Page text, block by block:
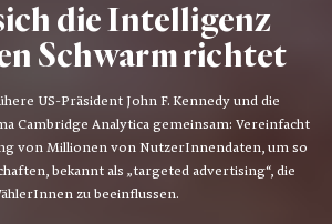
die Intelligenz
Schwarm richtet
US-Präsident John F. Kennedy und die
Cambridge Analytica gemeinsam: Vereinfacht
von Millionen von NutzerInnendaten, um so
bekannt als „targeted advertising“, die
zu beeinflussen.